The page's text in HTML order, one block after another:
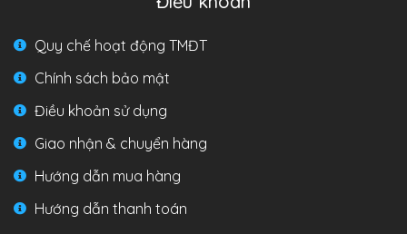
Quy chế hoạt động TMĐT
Chính sách bảo mật
Điều khoản sử dụng
Giao nhận & chuyển hàng
Hướng dẫn mua hàng
Hướng dẫn thanh toán